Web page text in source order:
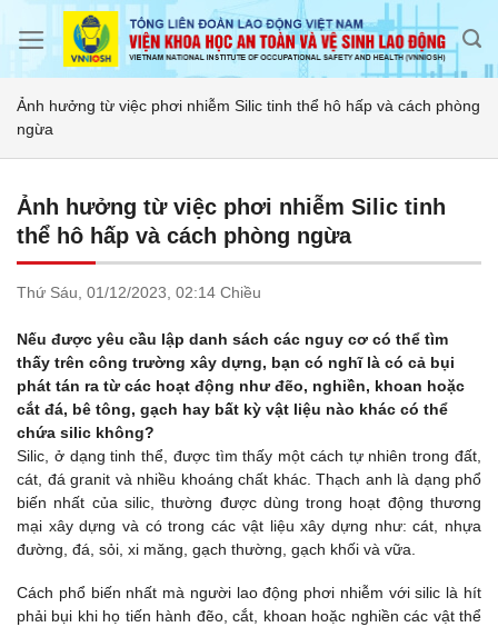
Ảnh hưởng từ việc phơi nhiễm Silic tinh thể hô hấp và cách phòng
ngừa
Ảnh hưởng từ việc phơi nhiễm Silic tinh
thể hô hấp và cách phòng ngừa
Thứ Sáu, 01/12/2023, 02:14 Chiều
Nếu được yêu cầu lập danh sách các nguy cơ có thể tìm
thấy trên công trường xây dựng, bạn có nghĩ là có cả bụi
phát tán ra từ các hoạt động như đẽo, nghiền, khoan hoặc
cắt đá, bê tông, gạch hay bất kỳ vật liệu nào khác có thể
chứa silic không?
Silic, ở dạng tinh thể, được tìm thấy một cách tự nhiên trong đất,
cát, đá granit và nhiều khoáng chất khác. Thạch anh là dạng phổ
biến nhất của silic, thường được dùng trong hoạt động thương
mại xây dựng và có trong các vật liệu xây dựng như: cát, nhựa
đường, đá, sỏi, xi măng, gạch thường, gạch khối và vữa.
Cách phổ biến nhất mà người lao động phơi nhiễm với silic là hít
phải bụi khi họ tiến hành đẽo, cắt, khoan hoặc nghiền các vật thể